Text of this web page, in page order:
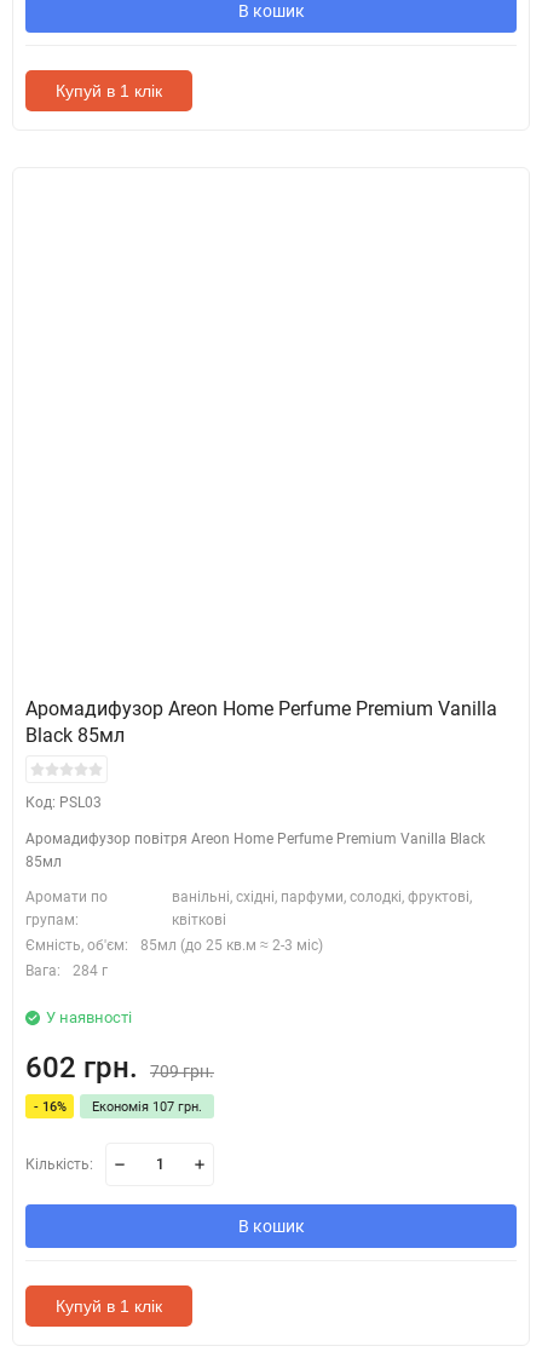
В кошик
Купуй в 1 клік
Аромадифузор Areon Home Perfume Premium Vanilla
Black 85мл
Код: PSL03
Аромадифузор повітря Areon Home Perfume Premium Vanilla Black
85мл
Аромати по
групам:
ванільні, східні, парфуми, солодкі, фруктові,
квіткові
Ємність, об'єм:
85мл (до 25 кв.м ≈ 2-3 міс)
Вага:
284 г
У наявності
602 грн. 709 грн.
- 16% Економія 107 грн.
Кількість:
В кошик
Купуй в 1 клік